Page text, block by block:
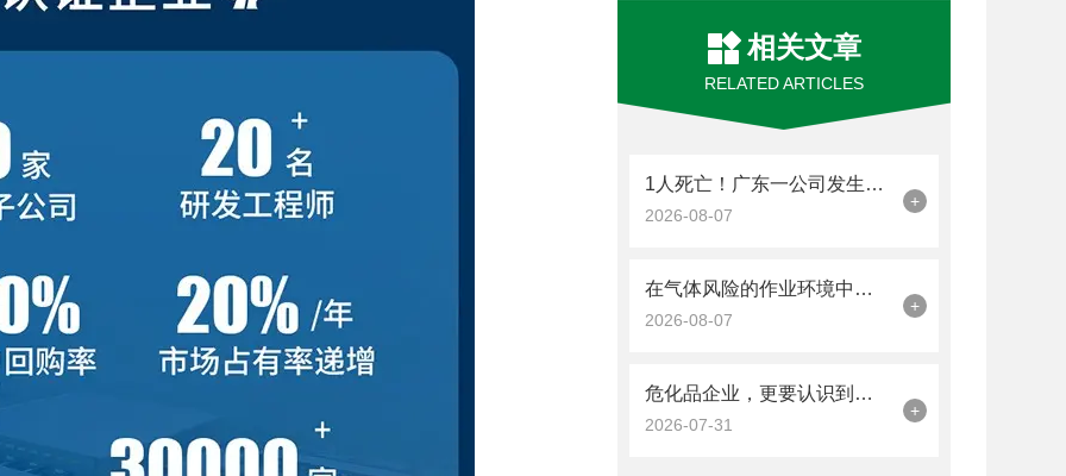
相关文章
RELATED ARTICLES
1人死亡！广东一公司发生硫化氢中毒事故
2026-08-07
+
在气体风险的作业环境中，工业气体报警器是关键的一道防线
2026-08-07
+
危化品企业，更要认识到工业气体报警器的重要性
2026-07-31
+